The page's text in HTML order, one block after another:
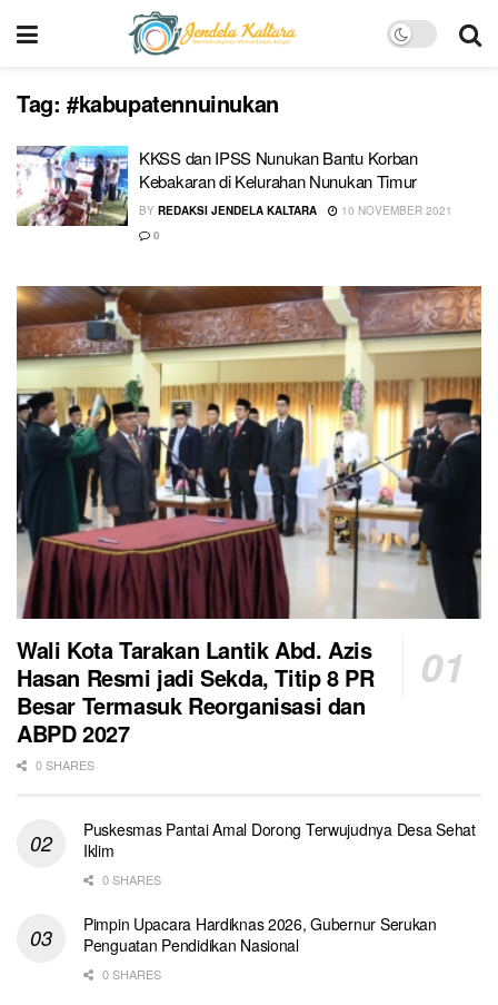
Tag: #kabupatennuinukan
KKSS dan IPSS Nunukan Bantu Korban
Kebakaran di Kelurahan Nunukan Timur
BY REDAKSI JENDELA KALTARA
10 NOVEMBER 2021
0
Wali Kota Tarakan Lantik Abd. Azis
Hasan Resmi jadi Sekda, Titip 8 PR
Besar Termasuk Reorganisasi dan
ABPD 2027
0 SHARES
Puskesmas Pantai Amal Dorong Terwujudnya Desa Sehat
Iklim
0 SHARES
Pimpin Upacara Hardiknas 2026, Gubernur Serukan
Penguatan Pendidikan Nasional
0 SHARES